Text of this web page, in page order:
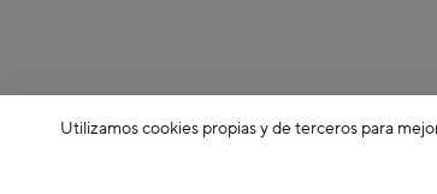
Utilizamos cookies propias y de terceros para